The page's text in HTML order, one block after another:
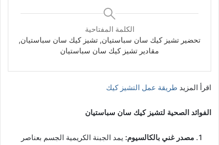
الكلمة المفتاحية
تحضير تشيز كيك سان سباستيان, تشيز كيك سان سباستيان,
مقادير تشيز كيك سان سباستيان
اقرأ المزيد طريقة عمل التشيز كيك
الفوائد الصحية لتشيز كيك سان سباستيان
مصدر غني بالكالسيوم: يمد الجبنة الكريمية الجسم بعناصر